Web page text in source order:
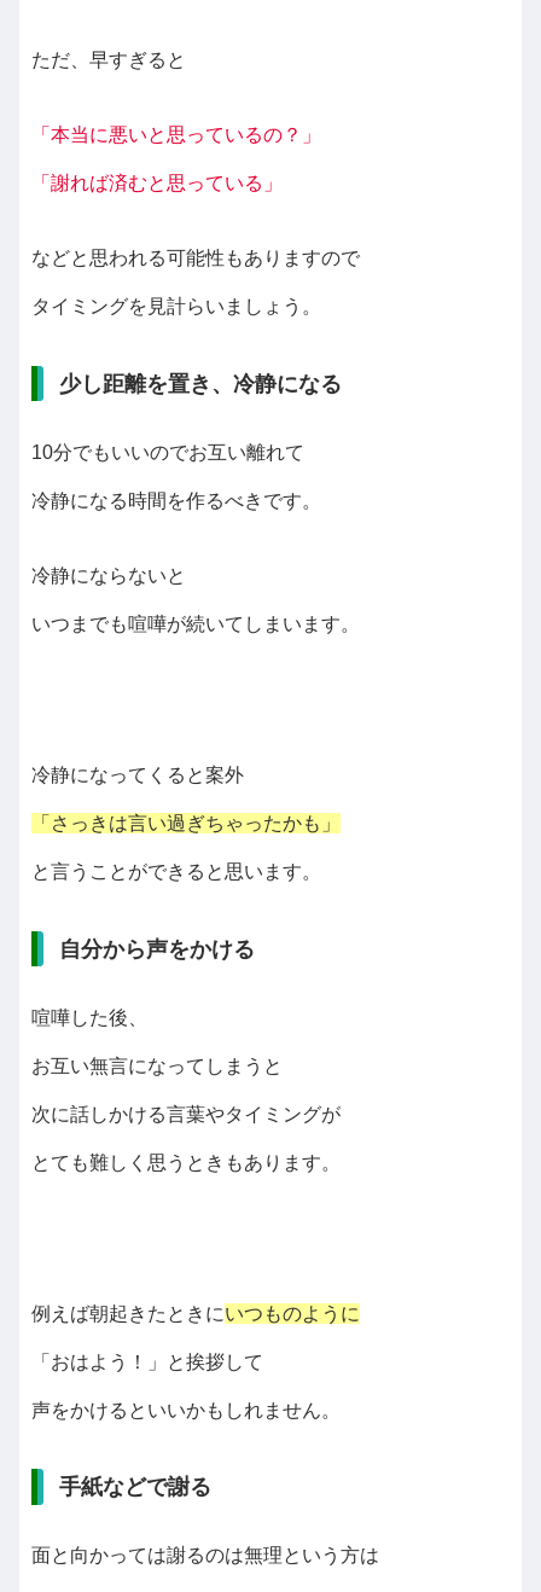
ただ、早すぎると
「本当に悪いと思っているの？」
「謝れば済むと思っている」
などと思われる可能性もありますので
タイミングを見計らいましょう。
少し距離を置き、冷静になる
10分でもいいのでお互い離れて
冷静になる時間を作るべきです。
冷静にならないと
いつまでも喧嘩が続いてしまいます。
冷静になってくると案外
「さっきは言い過ぎちゃったかも」
と言うことができると思います。
自分から声をかける
喧嘩した後、
お互い無言になってしまうと
次に話しかける言葉やタイミングが
とても難しく思うときもあります。
例えば朝起きたときにいつものように
「おはよう！」と挨拶して
声をかけるといいかもしれません。
手紙などで謝る
面と向かっては謝るのは無理という方は